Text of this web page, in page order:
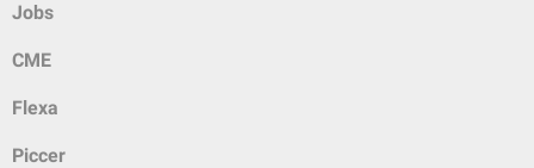
Jobs
CME
Flexa
Piccer